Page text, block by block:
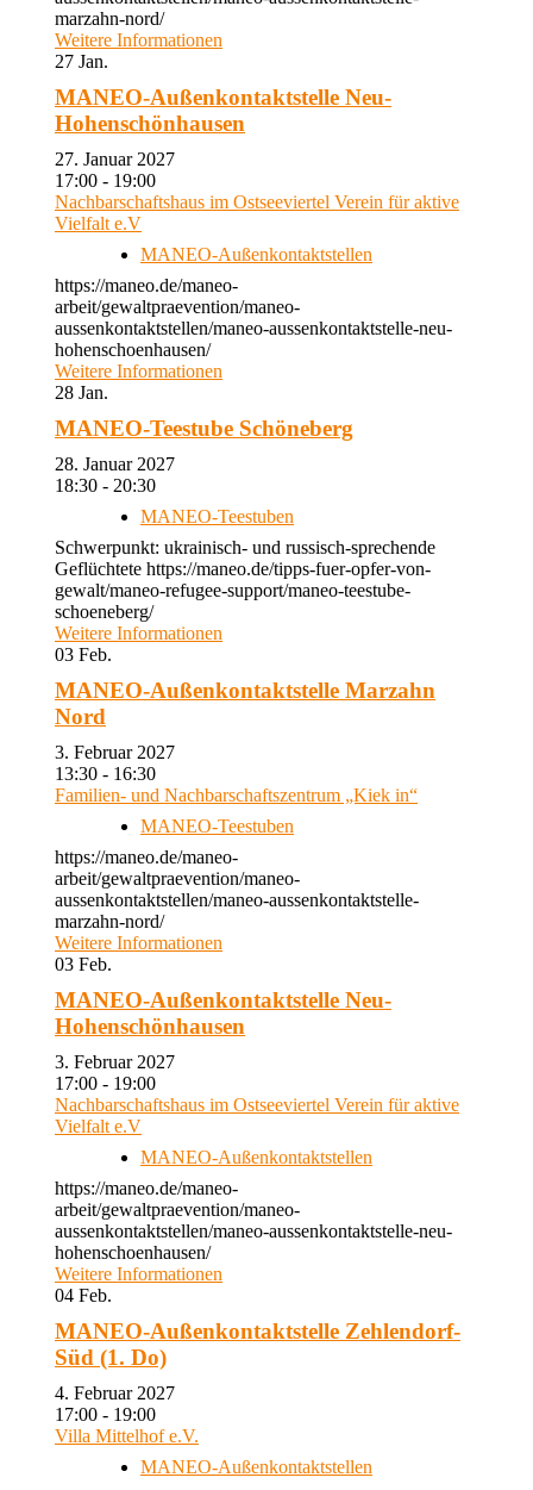
marzahn-nord/
Weitere Informationen
27 Jan.
MANEO-Außenkontaktstelle Neu-
Hohenschönhausen
27. Januar 2027
17:00 - 19:00
Nachbarschaftshaus im Ostseeviertel Verein für aktive
Vielfalt e.V
MANEO-Außenkontaktstellen
https://maneo.de/maneo-
arbeit/gewaltpraevention/maneo-
aussenkontaktstellen/maneo-aussenkontaktstelle-neu-
hohenschoenhausen/
Weitere Informationen
28 Jan.
MANEO-Teestube Schöneberg
28. Januar 2027
18:30 - 20:30
MANEO-Teestuben
Schwerpunkt: ukrainisch- und russisch-sprechende
Geflüchtete https://maneo.de/tipps-fuer-opfer-von-
gewalt/maneo-refugee-support/maneo-teestube-
schoeneberg/
Weitere Informationen
03 Feb.
MANEO-Außenkontaktstelle Marzahn
Nord
3. Februar 2027
13:30 - 16:30
Familien- und Nachbarschaftszentrum „Kiek in“
MANEO-Teestuben
https://maneo.de/maneo-
arbeit/gewaltpraevention/maneo-
aussenkontaktstellen/maneo-aussenkontaktstelle-
marzahn-nord/
Weitere Informationen
03 Feb.
MANEO-Außenkontaktstelle Neu-
Hohenschönhausen
3. Februar 2027
17:00 - 19:00
Nachbarschaftshaus im Ostseeviertel Verein für aktive
Vielfalt e.V
MANEO-Außenkontaktstellen
https://maneo.de/maneo-
arbeit/gewaltpraevention/maneo-
aussenkontaktstellen/maneo-aussenkontaktstelle-neu-
hohenschoenhausen/
Weitere Informationen
04 Feb.
MANEO-Außenkontaktstelle Zehlendorf-
Süd (1. Do)
4. Februar 2027
17:00 - 19:00
Villa Mittelhof e.V.
MANEO-Außenkontaktstellen